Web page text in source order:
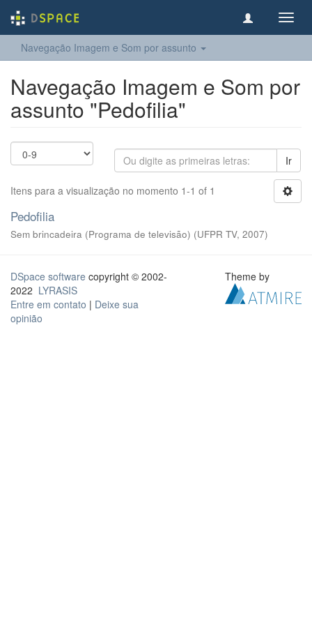
Navegação Imagem e Som por assunto
Navegação Imagem e Som por
assunto "Pedofilia"
Ir
Itens para a visualização no momento 1-1 of 1
Pedofilia
Sem brincadeira (Programa de televisão) (UFPR TV, 2007)
DSpace software copyright © 2002-
2022 LYRASIS
Entre em contato | Deixe sua
opinião
Theme by